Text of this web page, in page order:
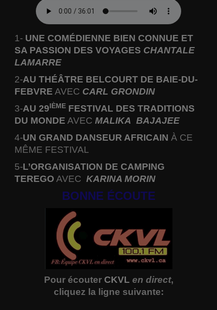
1- UNE COMÉDIENNE BIEN CONNUE ET
SA PASSION DES VOYAGES CHANTALE
LAMARRE
2-AU THÉÂTRE BELCOURT DE BAIE-DU-
FEBVRE AVEC CARL GRONDIN
3-AU 29IÈME FESTIVAL DES TRADITIONS
DU MONDE AVEC MALIKA BAJAJEE
4-UN GRAND DANSEUR AFRICAIN À CE
MÊME FESTIVAL
5-L’ORGANISATION DE CAMPING
TEREGO AVEC KARINA MORIN
BONNE ÉCOUTE
Pour écouter CKVL en direct,
cliquez la ligne suivante: